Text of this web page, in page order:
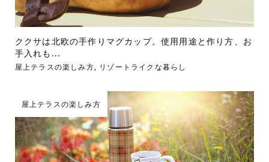
ククサは北欧の手作りマグカップ。使用用途と作り方、お
手入れも...
屋上テラスの楽しみ方, リゾートライクな暮らし
屋上テラスの楽しみ方